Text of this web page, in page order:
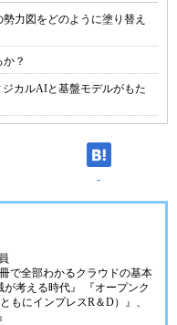
力図をどのように塗り替え
？
カルAIと基盤モデルがもた
-
で全部わかるクラウドの基本
が考える時代』
『オープンク
もにインプレスR＆D）』 、